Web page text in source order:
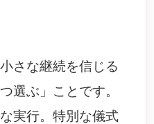
さな継続を信じる
選ぶ」ことです。
実行。特別な儀式